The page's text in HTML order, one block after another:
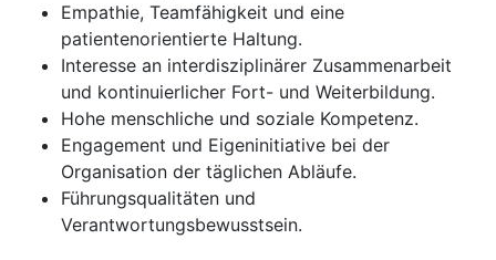
Empathie, Teamfähigkeit und eine
patientenorientierte Haltung.
Interesse an interdisziplinärer Zusammenarbeit
und kontinuierlicher Fort- und Weiterbildung.
Hohe menschliche und soziale Kompetenz.
Engagement und Eigeninitiative bei der
Organisation der täglichen Abläufe.
Führungsqualitäten und
Verantwortungsbewusstsein.